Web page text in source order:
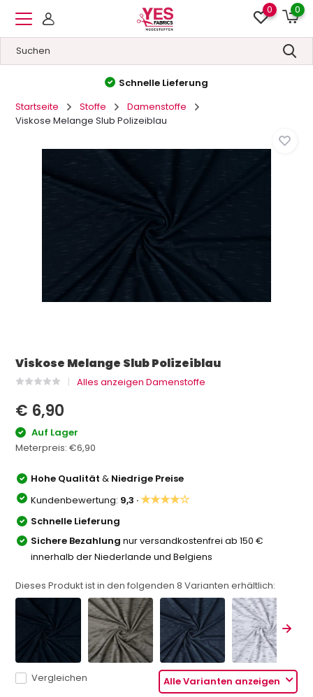
0 0
Hohe Qualität&Niedrige Preise
Startseite
Stoffe
Damenstoffe
Viskose Melange Slub Polizeiblau
Viskose Melange Slub Polizeiblau
Alles anzeigen Damenstoffe
€ 6,90
Auf Lager
Meterpreis:€6,90
Hohe Qualität& Niedrige Preise
Kundenbewertung: 9,3 ·★★★★☆
Schnelle Lieferung
Sichere Bezahlung nur versandkostenfrei ab 150 €
innerhalb der Niederlande und Belgiens
Dieses Produkt ist in den folgenden8 Varianten erhältlich:
Alle Varianten anzeigen
Vergleichen